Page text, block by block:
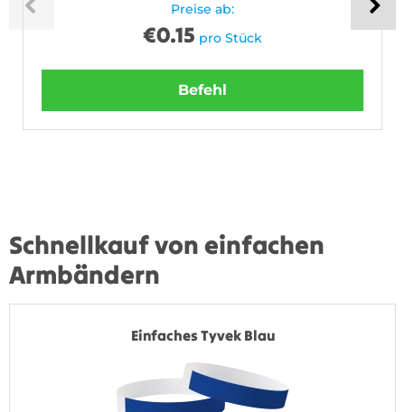
Preise ab:
€0.15 pro Stück
Befehl
Schnellkauf von einfachen
Armbändern
Einfaches Tyvek Blau